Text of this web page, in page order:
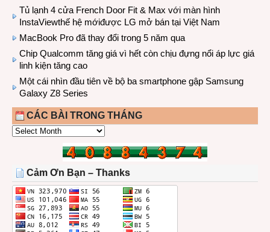
Tủ lạnh 4 cửa French Door Fit & Max với màn hình
InstaViewthế hệ mớiđược LG mở bán tại Việt Nam
MacBook Pro đã thay đổi trong 5 năm qua
Chip Qualcomm tăng giá vì hết còn chịu đựng nổi áp lực giá
linh kiện tăng cao
Một cái nhìn đầu tiên về bộ ba smartphone gập Samsung
Galaxy Z8 Series
CÁC BÀI TRONG THÁNG
CÁC
THÁNG
Cảm Ơn Bạn – Thanks